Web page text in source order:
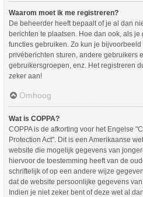
Waarom moet ik me registreren?
De beheerder heeft bepaalt of je al dan
berichten te plaatsen. Hoe dan ook, als
functies gebruiken. Zo kun je bijvoorbeeld
privéberichten sturen, andere gebruikers
gebruikersgroepen, enz. Het registreren
zeker aan!
Omhoog
Wat is COPPA?
COPPA is de afkorting voor het Engelse
Protection Act". Dit is een Amerikaanse
website die mogelijk gegevens van
hiervoor de toestemming heeft van de
schriftelijk of op een andere wijze
dat de website persoonlijke gegevens
Indien je niet zeker bent of deze wet al